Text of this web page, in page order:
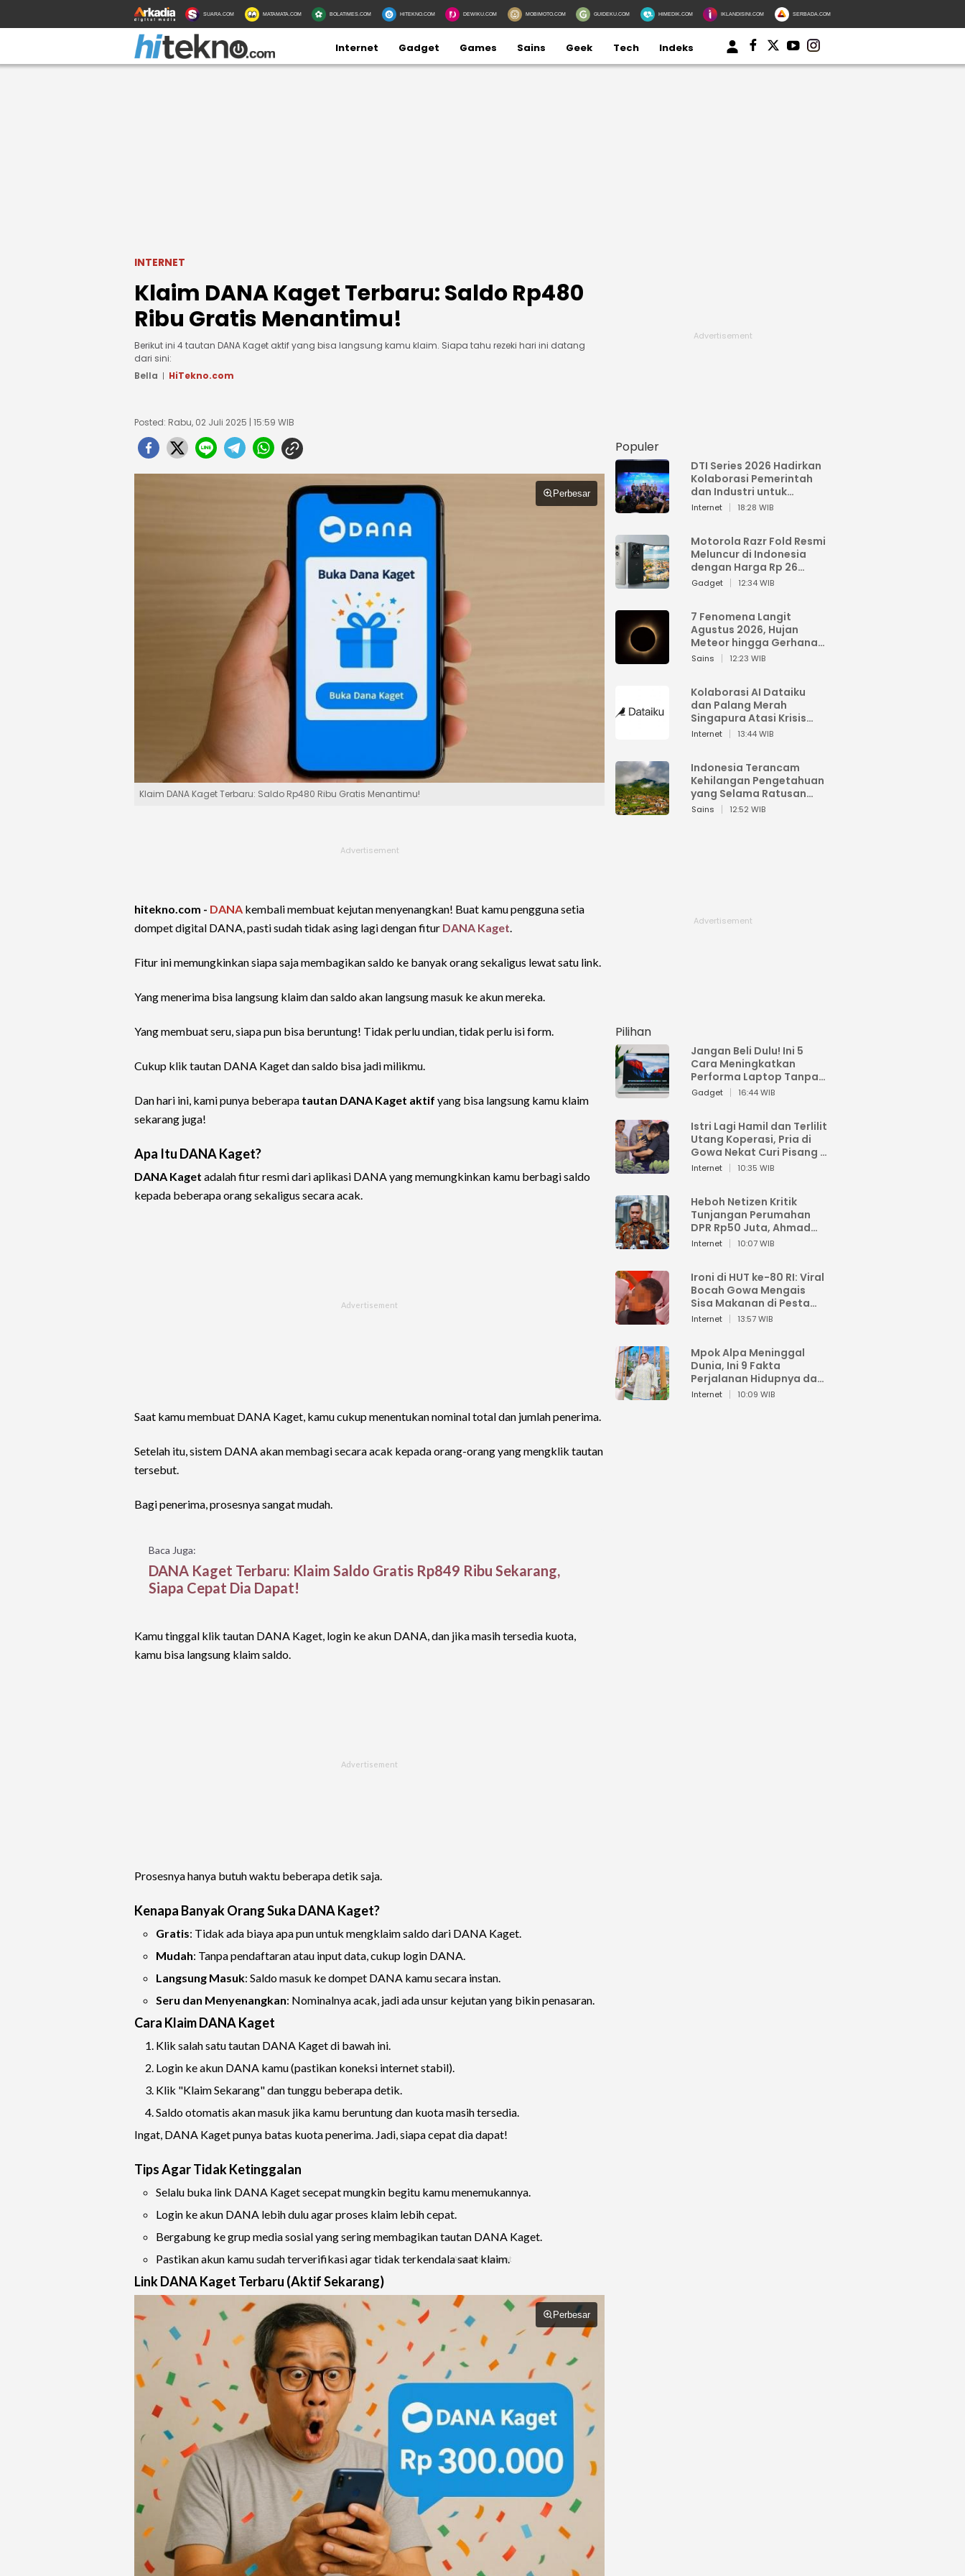
SUARA.COM MATAMATA.COM BOLATIMES.COM HITEKNO.COM DEWIKU.COM MOBIMOTO.COM GUIDEKU.COM HIMEDIK.COM IKLANDISINI.COM SERBADA.COM
Internet Gadget Games Sains Geek Tech Indeks
INTERNET
Klaim DANA Kaget Terbaru: Saldo Rp480
Ribu Gratis Menantimu!
Berikut ini 4 tautan DANA Kaget aktif yang bisa langsung kamu klaim. Siapa tahu rezeki hari ini datang
dari sini:
Bella
HiTekno.com
Posted: Rabu, 02 Juli 2025 | 15:59 WIB
Perbesar
Klaim DANA Kaget Terbaru: Saldo Rp480 Ribu Gratis Menantimu!
hitekno.com - DANA kembali membuat kejutan menyenangkan! Buat kamu pengguna setia
dompet digital DANA, pasti sudah tidak asing lagi dengan fitur DANA Kaget.
Fitur ini memungkinkan siapa saja membagikan saldo ke banyak orang sekaligus lewat satu link.
Yang menerima bisa langsung klaim dan saldo akan langsung masuk ke akun mereka.
Yang membuat seru, siapa pun bisa beruntung! Tidak perlu undian, tidak perlu isi form.
Cukup klik tautan DANA Kaget dan saldo bisa jadi milikmu.
Dan hari ini, kami punya beberapa tautan DANA Kaget aktif yang bisa langsung kamu klaim
sekarang juga!
Apa Itu DANA Kaget?
DANA Kaget adalah fitur resmi dari aplikasi DANA yang memungkinkan kamu berbagi saldo
kepada beberapa orang sekaligus secara acak.
Saat kamu membuat DANA Kaget, kamu cukup menentukan nominal total dan jumlah penerima.
Setelah itu, sistem DANA akan membagi secara acak kepada orang-orang yang mengklik tautan
tersebut.
Bagi penerima, prosesnya sangat mudah.
Baca Juga:
DANA Kaget Terbaru: Klaim Saldo Gratis Rp849 Ribu Sekarang,
Siapa Cepat Dia Dapat!
Kamu tinggal klik tautan DANA Kaget, login ke akun DANA, dan jika masih tersedia kuota,
kamu bisa langsung klaim saldo.
Prosesnya hanya butuh waktu beberapa detik saja.
Kenapa Banyak Orang Suka DANA Kaget?
Gratis: Tidak ada biaya apa pun untuk mengklaim saldo dari DANA Kaget.
Mudah: Tanpa pendaftaran atau input data, cukup login DANA.
Langsung Masuk: Saldo masuk ke dompet DANA kamu secara instan.
Seru dan Menyenangkan: Nominalnya acak, jadi ada unsur kejutan yang bikin penasaran.
Cara Klaim DANA Kaget
Klik salah satu tautan DANA Kaget di bawah ini.
Login ke akun DANA kamu (pastikan koneksi internet stabil).
Klik "Klaim Sekarang" dan tunggu beberapa detik.
Saldo otomatis akan masuk jika kamu beruntung dan kuota masih tersedia.
Ingat, DANA Kaget punya batas kuota penerima. Jadi, siapa cepat dia dapat!
Tips Agar Tidak Ketinggalan
Selalu buka link DANA Kaget secepat mungkin begitu kamu menemukannya.
Login ke akun DANA lebih dulu agar proses klaim lebih cepat.
Bergabung ke grup media sosial yang sering membagikan tautan DANA Kaget.
Pastikan akun kamu sudah terverifikasi agar tidak terkendala saat klaim.
Link DANA Kaget Terbaru (Aktif Sekarang)
Perbesar
Populer
DTI Series 2026 Hadirkan
Kolaborasi Pemerintah
dan Industri untuk
Percepatan
Internet 18:28 WIB
Motorola Razr Fold Resmi
Meluncur di Indonesia
dengan Harga Rp 26
Jutaan
Gadget 12:34 WIB
7 Fenomena Langit
Agustus 2026, Hujan
Meteor hingga Gerhana
Matahari
Sains 12:23 WIB
Kolaborasi AI Dataiku
dan Palang Merah
Singapura Atasi Krisis
Bencana
Internet 13:44 WIB
Indonesia Terancam
Kehilangan Pengetahuan
yang Selama Ratusan
Tahun Menjaga Alam
Sains 12:52 WIB
Pilihan
Jangan Beli Dulu! Ini 5
Cara Meningkatkan
Performa Laptop Tanpa
Harus Beli Baru
Gadget 16:44 WIB
Istri Lagi Hamil dan Terlilit
Utang Koperasi, Pria di
Gowa Nekat Curi Pisang 4
Tandan Milik Tetangga,
Internet 10:35 WIB
Heboh Netizen Kritik
Tunjangan Perumahan
DPR Rp50 Juta, Ahmad
Sahroni: Enggak Senang
Internet 10:07 WIB
Ironi di HUT ke-80 RI: Viral
Bocah Gowa Mengais
Sisa Makanan di Pesta
Kemerdekaan
Internet 13:57 WIB
Mpok Alpa Meninggal
Dunia, Ini 9 Fakta
Perjalanan Hidupnya dari
Viral hingga Puncak
Internet 10:09 WIB